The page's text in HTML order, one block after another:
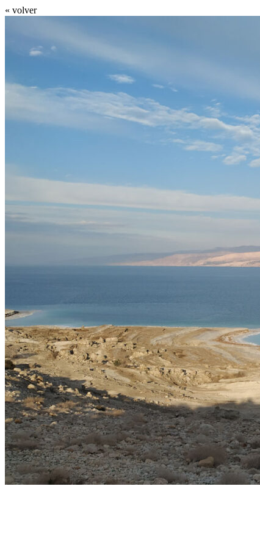
« volver